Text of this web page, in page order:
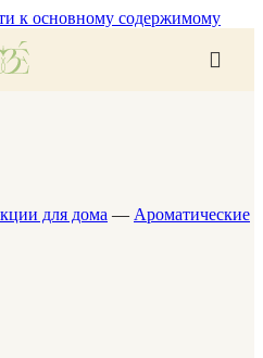
к основному содержимому
для дома — Ароматические